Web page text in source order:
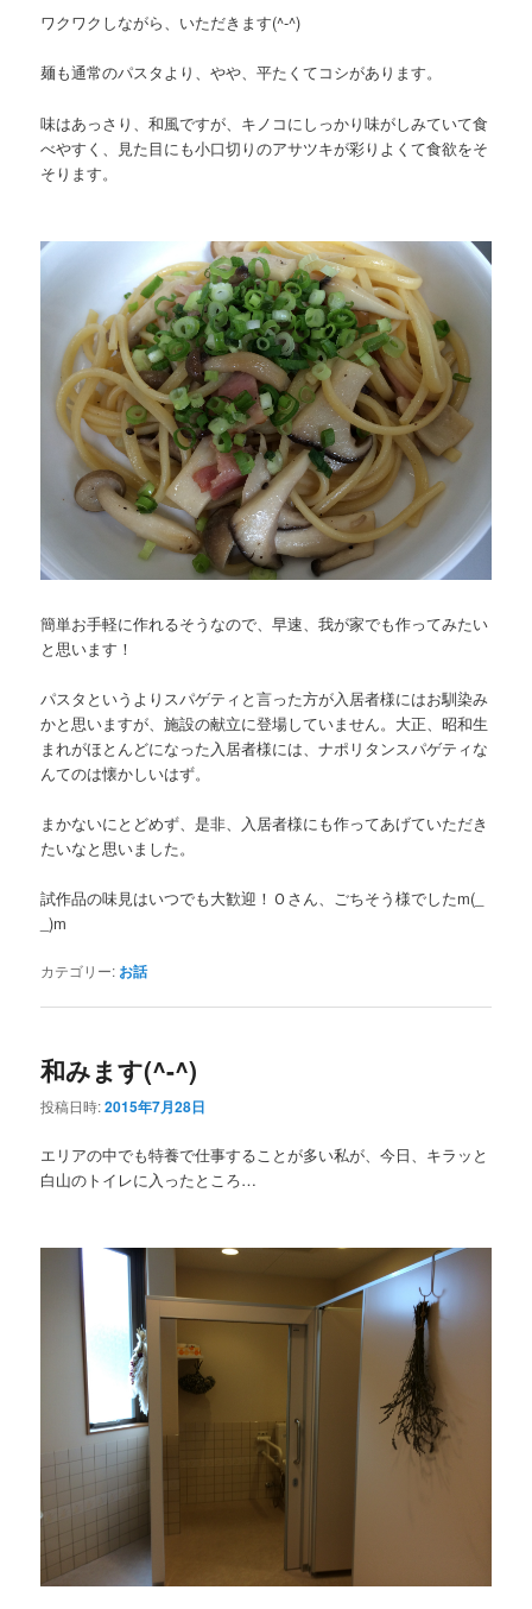
ワクワクしながら、いただきます(^-^)
麺も通常のパスタより、やや、平たくてコシがあります。
味はあっさり、和風ですが、キノコにしっかり味がしみていて食
べやすく、見た目にも小口切りのアサツキが彩りよくて食欲をそ
そります。
簡単お手軽に作れるそうなので、早速、我が家でも作ってみたい
と思います！
パスタというよりスパゲティと言った方が入居者様にはお馴染み
かと思いますが、施設の献立に登場していません。大正、昭和生
まれがほとんどになった入居者様には、ナポリタンスパゲティな
んてのは懐かしいはず。
まかないにとどめず、是非、入居者様にも作ってあげていただき
たいなと思いました。
試作品の味見はいつでも大歓迎！Ｏさん、ごちそう様でしたm(_
_)m
カテゴリー: お話
和みます(^-^)
投稿日時:2015年7月28日
エリアの中でも特養で仕事することが多い私が、今日、キラッと
白山のトイレに入ったところ…